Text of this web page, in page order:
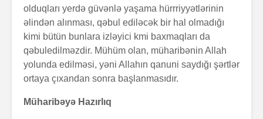
olduqları yerdə güvənlə yaşama hürrriyyətlərinin
əlindən alınması, qəbul ediləcək bir hal olmadığı
kimi bütün bunlara izləyici kmi baxmaqları da
qəbuledilməzdir. Mühüm olan, müharibənin Allah
yolunda edilməsi, yəni Allahın qanuni saydığı şərtlər
ortaya çıxandan sonra başlanmasıdır.
Müharibəyə Hazırlıq